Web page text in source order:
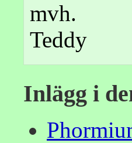
mvh.
Teddy
Inlägg i